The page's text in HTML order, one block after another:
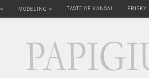
MODELING TASTE OF KANSAI FRISKY